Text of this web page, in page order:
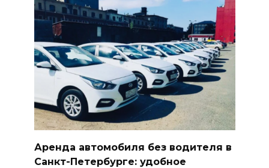
Аренда автомобиля без водителя в
Санкт-Петербурге: удобное